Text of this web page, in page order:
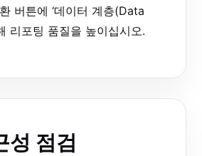
버튼에 ‘데이터 계층(Data
리포팅 품질을 높이십시오.
성 점검